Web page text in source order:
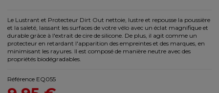
Le Lustrant et Protecteur Dirt Out nettoie, lustre et repousse la poussière
et la saleté, laissant les surfaces de votre vélo avec un éclat magnifique et
durable grâce à l'extrait de cire de silicone. De plus, il agit comme un
protecteur en retardant l'apparition des empreintes et des marques, en
minimisant les rayures. Il est composé de manière neutre avec des
propriétés biodégradables.
Référence EQ055